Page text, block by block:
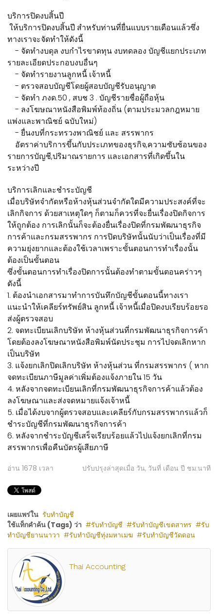
บริการปิดงบสิ้นปี
ให้บริการปิดงบสิ้นปี สำหรับท่านที่ยื่นแบบรายเดือนแล้วซึ่ง
ทางเราจะจัดทำให้ดังนี้
- จัดทำงบดุล งบกำไรขาดทุน งบทดลอง บัญชีแยกประเภท
รายละเอียดประกอบงบอื่นๆ
- จัดทำรายงานลูกหนี้ เจ้าหนี้
- ตรวจสอบบัญชีโดยผู้สอบบัญชีรับอนุญาต
- จัดทำ ภงด.50 , สบช 3 . บัญชีรายชื่อผู้ถือหุ้น
- ลงโฆษณาหนังสือพิมพ์ท้องถิ่น (ตามประมวลกฎหมาย
แพ่งและพาณิชย์ ฉบับใหม่)
- ยื่นงบที่กระทรวงพาณิชย์ และ สรรพากร
อัตราค่าบริการขึ้นกับประเภทของธุรกิจ,ความซับซ้อนของ
รายการบัญชี,ปริมาณรายการ และเอกสารที่เกิดขึ้นใน
ระหว่างปี
บริการเลิกและชำระบัญชี
เมื่อบริษัทจำกัดหรือห้างหุ้นส่วนจำกัดใดมีความประสงค์ที่จะ
เลิกกิจการ ด้วยสาเหตุใดๆ ก็ตามก็ควรที่จะยื่นเรื่องปิดกิจการ
ให้ถูกต้อง การเลิกนั้นก็จะต้องยื่นเรื่องปิดที่กรมพัฒนาธุรกิจ
การค้าและกรมสรรพากร การปิดบริษัทนั้นนับว่าเป็นเรื่องที่มี
ความยุ่งยากและต้องใช้เวลาเพราะขั้นตอนการทำเรื่องนั้น
ต้องเป็นขั้นตอน
ซึ่งขั้นตอนการทำเรื่องปิดการนั้นต้องทำตามขั้นตอนคร่าวๆ
ดังนี้
1. ต้องนำเอกสารมาทำการบันทึกบัญชีขั้นตอนนี้ทางเรา
แนะนำให้เคลียร์ทรัพย์สิน ลูกหนี้ เจ้าหนี้เมื่อปิดงบเรียบร้อยรอ
ส่งผู้ตรวจสอบ
2. จดทะเบียนเลิกบริษัท ห้างหุ้นส่วนที่กรมพัฒนาธุรกิจการค้า
โดยต้องลงโฆษณาหนังสือพิมพ์นัดประชุม การไปจดเลิกหาก
เป็นบริษัท
3. แจ้งยกเลิกปิดเลิกบริษัท ห้างหุ้นส่วน ที่กรมสรรพากร ( หาก
จดทะเบียนภาษีมูลค่าเพิ่มต้องแจ้งภายใน 15 วัน
4. หลังจากจดทะเบียนเลิกที่กรมพัฒนาธุรกิจการค้าแล้วต้อง
ลงโฆษณาและส่งจดหมายแจ้งเจ้าหนี้
5. เมื่อได้งบจากผู้ตรวจสอบและเคลียร์กับกรมสรรพากรแล้วก็
ชำระบัญชีที่กรมพัฒนาธุรกิจการค้า
6. หลังจากชำระบัญชีเสร็จเรียบร้อยแล้วไปแจ้งยกเลิกที่กรม
สรรพากรเพื่อคืนบัตรผู้เสียภาษี
อ่าน 1678 เวลา ปรับปรุงล่าสุดเมื่อ วัน, วันที่ เดือน ปี ชม:นาที
เผยแพร่ใน รับทำบัญชี
ใช้แท็กคำค้น (Tags) ว่า
รับทำบัญชี รับทำบัญชีเขตสาทร
รับ
ทำบัญชียานนาวา
รับทำบัญชีทุ่งมหาเมฆ รับทำบัญชีวัดดอน
Thai Accounting